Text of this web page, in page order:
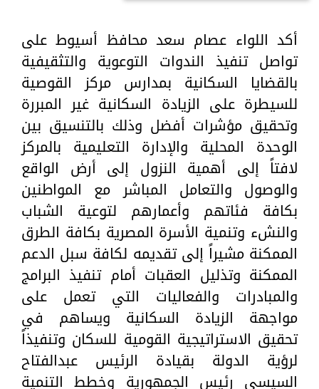
أكد اللواء عصام سعد محافظ أسيوط على
تواصل تنفيذ الندوات التوعوية والتثقيفية
بالقضايا السكانية بمدارس مركز القوصية
للسيطرة على الزيادة السكانية غير المبررة
وتحقيق مؤشرات أفضل وذلك بالتنسيق بين
الوحدة المحلية والإدارة التعليمية بالمركز
لافتاً إلى أهمية النزول إلى أرض الواقع
والوصول والتعامل المباشر مع المواطنين
بكافة فئاتهم وأعمارهم لتوعية الشباب
والنشء وتنمية الأسرة المصرية بكافة الطرق
الممكنة مشيراً إلى تقديمه لكافة سبل الدعم
الممكنة وتذليل العقبات أمام تنفيذ البرامج
والمبادرات والفعاليات التي تعمل على
مواجهة الزيادة السكانية ويساهم في
تحقيق الاستراتيجية القومية للسكان وتنفيذاً
لرؤية الدولة بقيادة الرئيس عبدالفتاح
السيسي رئيس الجمهورية وخطط التنمية